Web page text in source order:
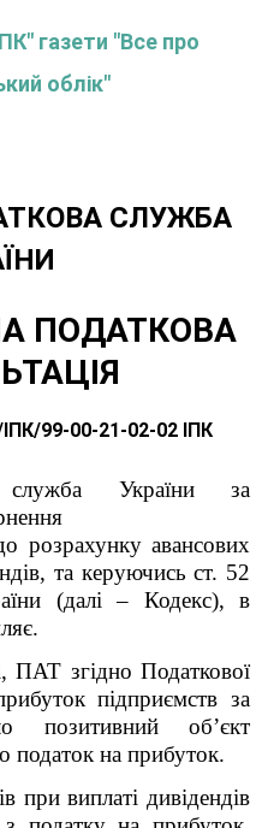
газети "Все про
облік"
СЛУЖБА
ПОДАТКОВА
99-00-21-02-02 ІПК
служба України за
звернення
авансових
та керуючись ст. 52
(далі – Кодекс), в
ПАТ згідно Податкової
підприємств за
позитивний об’єкт
податок на прибуток.
при виплаті дивідендів